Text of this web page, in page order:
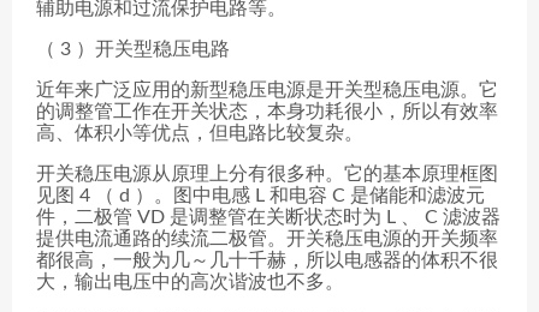
辅助电源和过流保护电路等。
（ 3 ）开关型稳压电路
近年来广泛应用的新型稳压电源是开关型稳压电源。它
的调整管工作在开关状态，本身功耗很小，所以有效率
高、体积小等优点，但电路比较复杂。
开关稳压电源从原理上分有很多种。它的基本原理框图
见图 4 （ d ）。图中电感 L 和电容 C 是储能和滤波元
件，二极管 VD 是调整管在关断状态时为 L 、 C 滤波器
提供电流通路的续流二极管。开关稳压电源的开关频率
都很高，一般为几～几十千赫，所以电感器的体积不很
大，输出电压中的高次谐波也不多。